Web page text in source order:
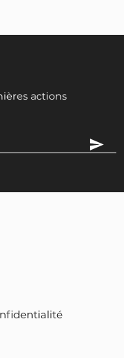
actions